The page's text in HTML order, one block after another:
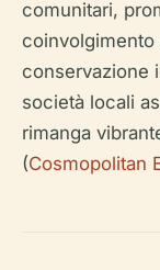
comunitari,
conservazione
società locali
rimanga
(Cosmopolitan